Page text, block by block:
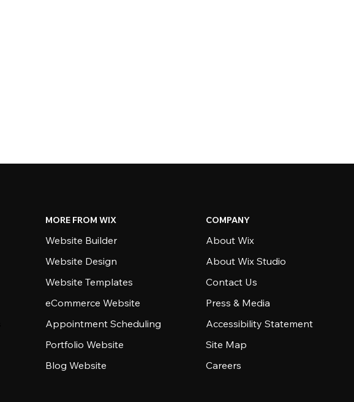
MORE FROM WIX
Website Builder
Website Design
Website Templates
eCommerce Website
Appointment Scheduling
Portfolio Website
Blog Website
COMPANY
About Wix
About Wix Studio
Contact Us
Press & Media
Accessibility Statement
Site Map
Careers